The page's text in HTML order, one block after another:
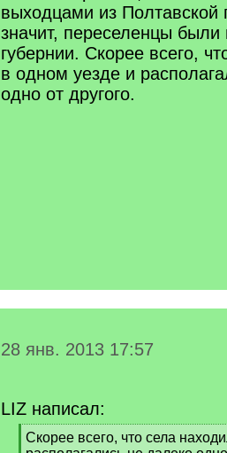
выходцами из Полтавской
значит, переселенцы были
губернии. Скорее всего,
в одном уезде и
одно от другого.
28 янв. 2013 17:57
LIZ написал:
[Скорее всего, что села